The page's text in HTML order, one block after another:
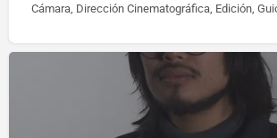
Cámara, Dirección Cinematográfica, Edición,